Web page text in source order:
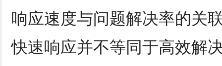
响应速度与问题解决率的关
快速响应并不等同于高效解